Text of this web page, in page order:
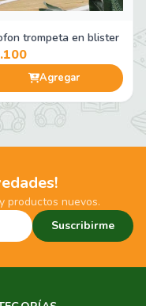
trompeta en blister
Agregar
productos nuevos.
Suscribirme